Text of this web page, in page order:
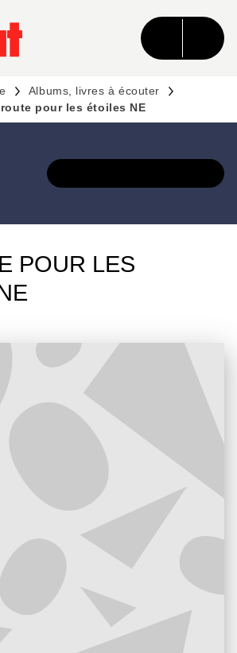
CONTENU
Albums, livres à écouter
pour les étoiles NE
POUR LES